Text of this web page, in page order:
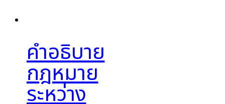
คำอธิบาย
กฎหมาย
ระหว่าง